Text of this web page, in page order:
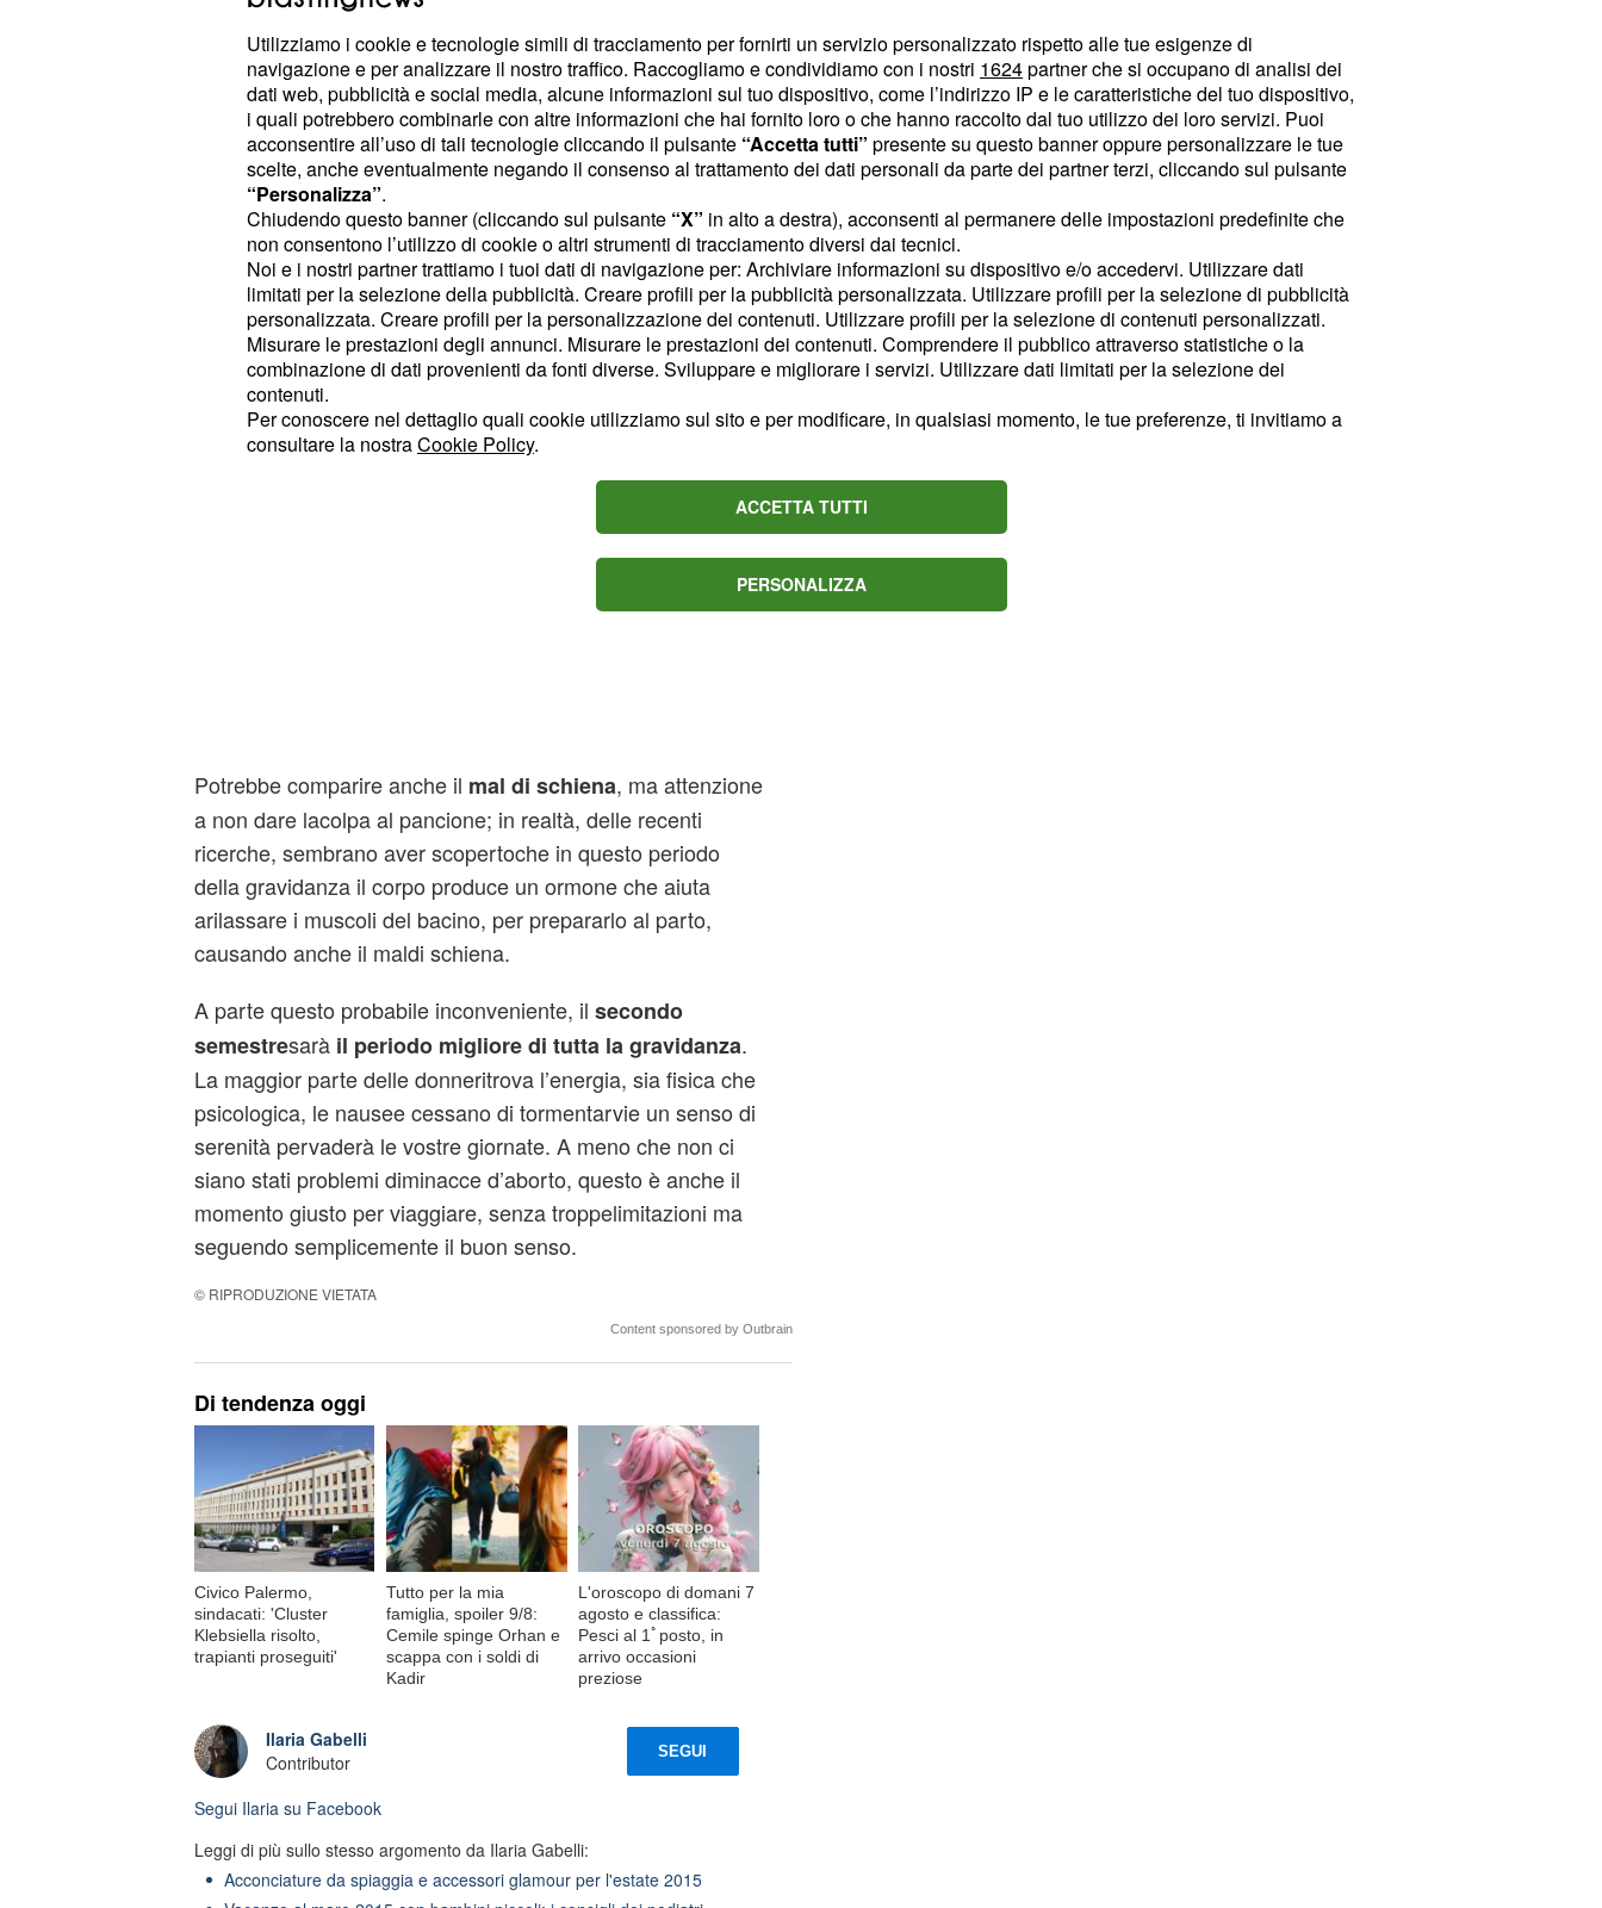
positività, perché ogni donna nelmomento stesso in cui sa
che diventerà mamma, troverà il sé gli stimoli persuperare
tutto. Tuttavia, nella maggior parte dei casi, questi
fastidiscompariranno con l’inizio delsecondo semestree
finalmente la futura mammapotrà godersi con più serenità la
gravidanza.
Dal quarto al sesto mese, inizierà a crescere il pancione
manon sarà abbastanza grande da ingombrare e vi
permetterà di fare praticamentetutto.
Potrebbe comparire anche il mal di schiena, ma attenzione
a non dare lacolpa al pancione; in realtà, delle recenti
ricerche, sembrano aver scopertoche in questo periodo
della gravidanza il corpo produce un ormone che aiuta
arilassare i muscoli del bacino, per prepararlo al parto,
causando anche il maldi schiena.
A parte questo probabile inconveniente, il secondo
semestresarà il periodo migliore di tutta la gravidanza.
La maggior parte delle donneritrova l’energia, sia fisica che
psicologica, le nausee cessano di tormentarvie un senso di
serenità pervaderà le vostre giornate. A meno che non ci
siano stati problemi diminacce d’aborto, questo è anche il
momento giusto per viaggiare, senza troppelimitazioni ma
seguendo semplicemente il buon senso.
© RIPRODUZIONE VIETATA
Content sponsored by Outbrain
Di tendenza oggi
Civico Palermo,
sindacati: 'Cluster
Klebsiella risolto,
trapianti proseguiti'
Tutto per la mia
famiglia, spoiler 9/8:
Cemile spinge Orhan e
scappa con i soldi di
Kadir
L'oroscopo di domani 7
agosto e classifica:
Pesci al 1ﾟposto, in
arrivo occasioni
preziose
Ilaria Gabelli
Contributor
SEGUI
Segui Ilaria su Facebook
Leggi di più sullo stesso argomento da Ilaria Gabelli:
Acconciature da spiaggia e accessori glamour per l'estate 2015
Utilizziamo i cookie e tecnologie simili di tracciamento per fornirti un servizio personalizzato rispetto alle tue esigenze di
navigazione e per analizzare il nostro traffico. Raccogliamo e condividiamo con i nostri 1624partner che si occupano di analisi dei
dati web, pubblicità e social media, alcune informazioni sul tuo dispositivo, come l’indirizzo IP e le caratteristiche del tuo dispositivo,
i quali potrebbero combinarle con altre informazioni che hai fornito loro o che hanno raccolto dal tuo utilizzo dei loro servizi. Puoi
acconsentire all’uso di tali tecnologie cliccando il pulsante “Accetta tutti” presente su questo banner oppure personalizzare le tue
scelte, anche eventualmente negando il consenso al trattamento dei dati personali da parte dei partner terzi, cliccando sul pulsante
“Personalizza”.
Chiudendo questo banner (cliccando sul pulsante “X” in alto a destra), acconsenti al permanere delle impostazioni predefinite che
non consentono l’utilizzo di cookie o altri strumenti di tracciamento diversi dai tecnici.
Noi e i nostri partner trattiamo i tuoi dati di navigazione per: Archiviare informazioni su dispositivo e/o accedervi. Utilizzare dati
limitati per la selezione della pubblicità. Creare profili per la pubblicità personalizzata. Utilizzare profili per la selezione di pubblicità
personalizzata. Creare profili per la personalizzazione dei contenuti. Utilizzare profili per la selezione di contenuti personalizzati.
Misurare le prestazioni degli annunci. Misurare le prestazioni dei contenuti. Comprendere il pubblico attraverso statistiche o la
combinazione di dati provenienti da fonti diverse. Sviluppare e migliorare i servizi. Utilizzare dati limitati per la selezione dei
contenuti.
Per conoscere nel dettaglio quali cookie utilizziamo sul sito e per modificare, in qualsiasi momento, le tue preferenze, ti invitiamo a
consultare la nostraCookie Policy.
ACCETTA TUTTI
PERSONALIZZA